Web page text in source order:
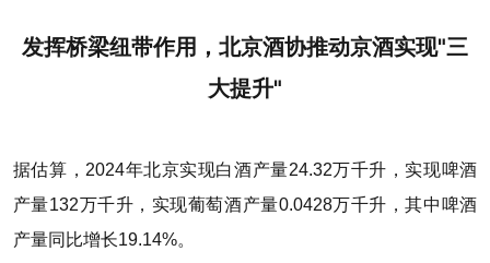
发挥桥梁纽带作用，北京酒协推动京酒实现"三
大提升"
据估算，2024年北京实现白酒产量24.32万千升，实现啤酒
产量132万千升，实现葡萄酒产量0.0428万千升，其中啤酒
产量同比增长19.14%。